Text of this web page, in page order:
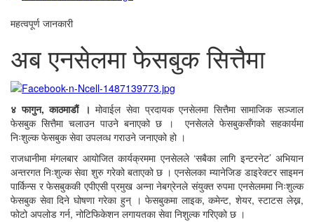
महत्वपूर्ण जानकारी
अब एनसेलमा फेसबुक सित्तैमा
४ फागुन, काठमाडौं ।मोवाईल सेवा प्रदायक एनसेलमा सित्तैमा सामाजिक सञ्जाल
फेसबुक सित्तैमा चलाउन पाउने बनाएको छ । एनसेलले फेसबुकसँगको सहकार्यमा
निःशुल्क फेसबुक सेवा उपलव्ध गराउने जनाएको हो ।
राजधानीमा मंगलबार आयोजित कार्यक्रममा एनसेलले ‘सबैका लागि इन्टरनेट’ अभियान
अन्तरगत निःशुल्क सेवा शुरु गरेको बताएको छ । एनसेलका म्यानेजिङ डाइरेक्टर साइमन
पार्किन्स र फेसबुककी एपीएसी प्रमुख अन्ना नेबग्रेनले संयुक्त रुपमा एनसेलममा निःशुल्क
फेसबुक सेवा दिने घोषणा गरेका हुन् । फेसबुकमा लाइक, कमेन्ट, शेयर, स्टाटस लेख्न,
फोटो अपलोड गर्न, नोटिफिकेशन लगायतका सेवा निशुल्क गरिएको छ ।